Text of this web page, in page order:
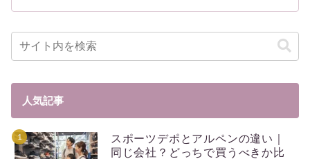
人気記事
スポーツデポとアルペンの違い｜
同じ会社？どっちで買うべきか比